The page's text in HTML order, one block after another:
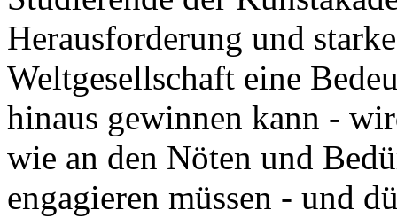
Herausforderung und
Weltgesellschaft eine
hinaus gewinnen kann -
wie an den Nöten und
engagieren müssen - und